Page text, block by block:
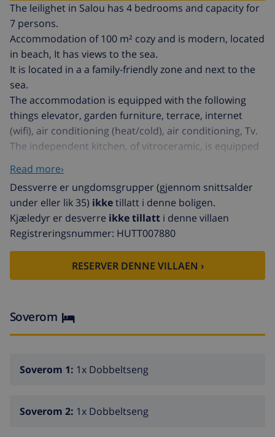
The leilighet in Salou has 4 bedrooms and capacity for
7 persons.
Accommodation of 100 m² cozy and is modern, located
in beach, It has views to the sea.
It is located in a a family-friendly zone and next to the
sea.
The accommodation is equipped with the following
things elevator, garden furniture, terrace, internet
(wifi), air conditioning (heat/cold), air conditioning, Tv.
The independent kitchen, of vitroceramic, is equipped
washing machine, dishwasher, dishes/cutlery, kitchen
utensils, coffee machine and fryer.
Read more›
Dessverre er ungdomsgrupper (gjennom snittsalder
under eller lik 35) ikketillatt i denne boligen.
Kjæledyr er desverre ikke tillatt i denne villaen
Registreringsnummer: HUTT007880
RESERVER DENNE VILLAEN ›
Soverom
Soverom 1: 1x Dobbeltseng
Soverom 2: 1x Dobbeltseng